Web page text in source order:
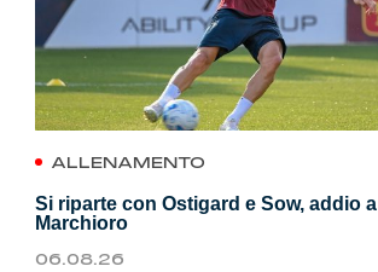
ALLENAMENTO
Si riparte con Ostigard e Sow, addio a
Marchioro
06.08.26